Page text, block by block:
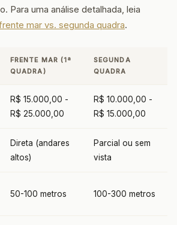
Para uma análise detalhada, leia
mar vs. segunda quadra.
FRENTE MAR (1ª
QUADRA)
SEGUNDA
QUADRA
R$ 15.000,00 -
R$ 25.000,00
R$ 10.000,00 -
R$ 15.000,00
Direta (andares
altos)
Parcial ou sem
vista
50-100 metros 100-300 metros